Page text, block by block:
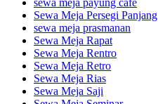
Sewa Meja Persegi Panjang
sewa meja prasmanan
Sewa Meja Rapat
Sewa Meja Rentro
Sewa Meja Retro
Sewa Meja Rias
Sewa Meja Saji